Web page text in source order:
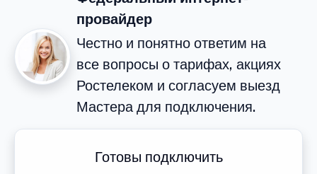
провайдер
Честно и понятно ответим на
все вопросы о тарифах, акциях
Ростелеком и согласуем выезд
Мастера для подключения.
Готовы подключить